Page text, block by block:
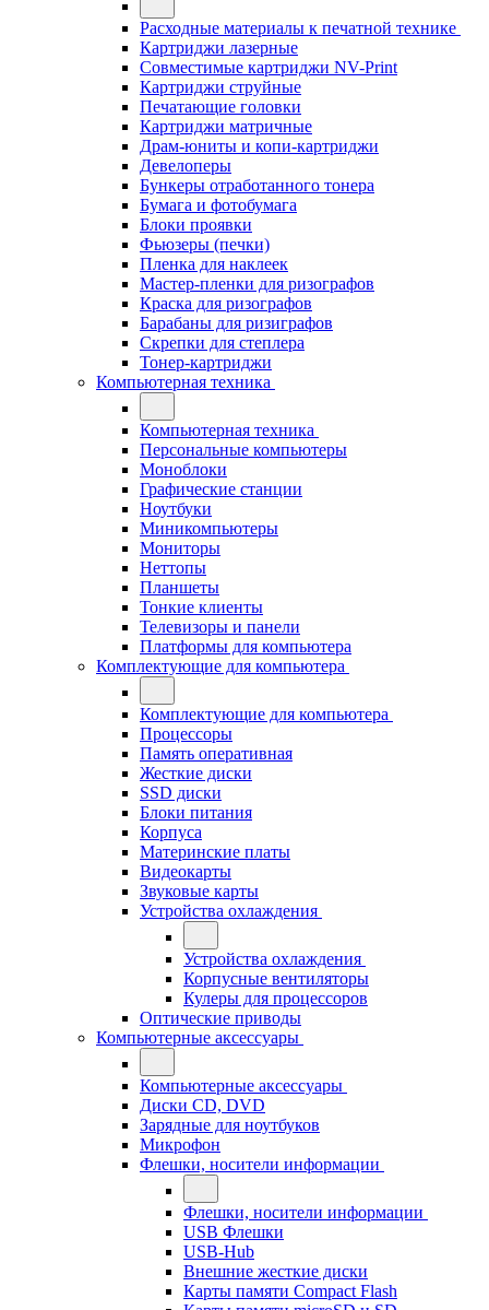
Расходные материалы к печатной технике
Картриджи лазерные
Совместимые картриджи NV-Print
Картриджи струйные
Печатающие головки
Картриджи матричные
Драм-юниты и копи-картриджи
Девелоперы
Бункеры отработанного тонера
Бумага и фотобумага
Блоки проявки
Фьюзеры (печки)
Пленка для наклеек
Мастер-пленки для ризографов
Краска для ризографов
Барабаны для ризиграфов
Скрепки для степлера
Тонер-картриджи
Компьютерная техника
Компьютерная техника
Персональные компьютеры
Моноблоки
Графические станции
Ноутбуки
Миникомпьютеры
Мониторы
Неттопы
Планшеты
Тонкие клиенты
Телевизоры и панели
Платформы для компьютера
Комплектующие для компьютера
Комплектующие для компьютера
Процессоры
Память оперативная
Жесткие диски
SSD диски
Блоки питания
Корпуса
Материнские платы
Видеокарты
Звуковые карты
Устройства охлаждения
Устройства охлаждения
Корпусные вентиляторы
Кулеры для процессоров
Оптические приводы
Компьютерные аксессуары
Компьютерные аксессуары
Диски CD, DVD
Зарядные для ноутбуков
Микрофон
Флешки, носители информации
Флешки, носители информации
USB Флешки
USB-Hub
Внешние жесткие диски
Карты памяти Compact Flash